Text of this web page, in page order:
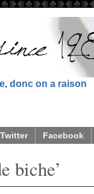
donc on a raison
Twitter Facebook
biche’